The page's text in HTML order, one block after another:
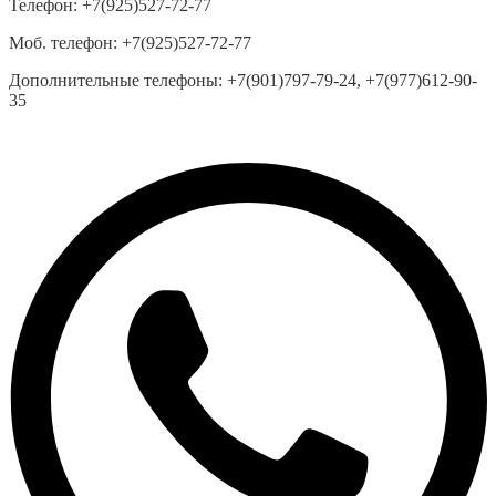
Телефон: +7(925)527-72-77
Моб. телефон: +7(925)527-72-77
Дополнительные телефоны: +7(901)797-79-24, +7(977)612-90-
35